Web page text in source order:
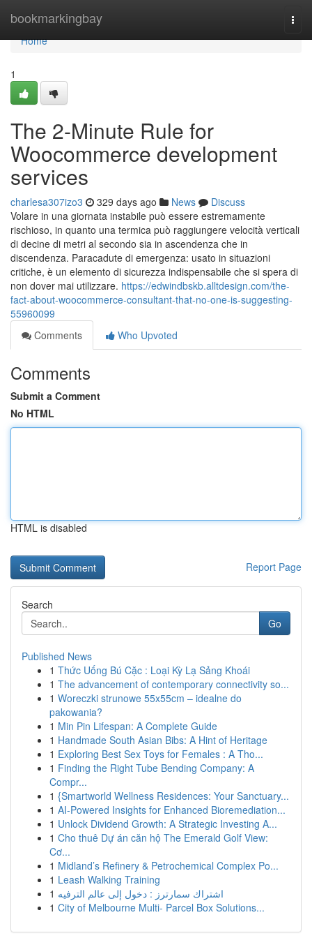
bookmarkingbay
Home
Home
1
The 2-Minute Rule for
Woocommerce development
services
charlesa307izo3 329 days ago News
Discuss
Volare in una giornata instabile può essere estremamente
rischioso, in quanto una termica può raggiungere velocità verticali
di decine di metri al secondo sia in ascendenza che in
discendenza. Paracadute di emergenza: usato in situazioni
critiche, è un elemento di sicurezza indispensabile che si spera di
non dover mai utilizzare. https://edwindbskb.alltdesign.com/the-
fact-about-woocommerce-consultant-that-no-one-is-suggesting-
55960099
Comments
Who Upvoted
Comments
Submit a Comment
No HTML
HTML is disabled
Report Page
Search
Go
Published News
1 Thức Uống Bú Cặc : Loại Kỳ Lạ Sảng Khoái
1 The advancement of contemporary connectivity so...
1 Woreczki strunowe 55x55cm – idealne do
pakowania?
1 Min Pin Lifespan: A Complete Guide
1 Handmade South Asian Bibs: A Hint of Heritage
1 Exploring Best Sex Toys for Females : A Tho...
1 Finding the Right Tube Bending Company: A
Compr...
1 {Smartworld Wellness Residences: Your Sanctuary...
1 AI-Powered Insights for Enhanced Bioremediation...
1 Unlock Dividend Growth: A Strategic Investing A...
1 Cho thuê Dự án căn hộ The Emerald Golf View:
Cơ...
1 Midland’s Refinery & Petrochemical Complex Po...
1 Leash Walking Training
1 اشتراك سمارترز : دخول إلى عالم الترفيه
1 City of Melbourne Multi- Parcel Box Solutions...